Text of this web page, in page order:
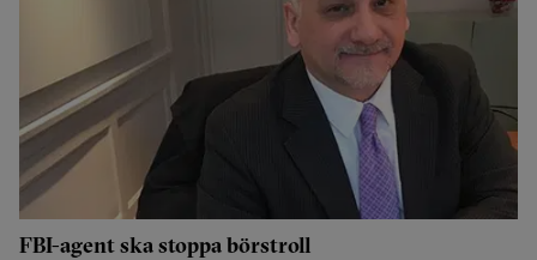
FBI-agent ska stoppa börstroll